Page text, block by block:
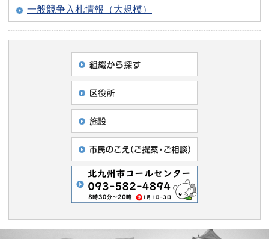
一般競争入札情報（大規模）